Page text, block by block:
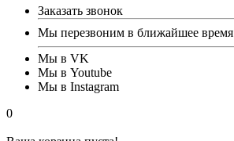
Заказать звонок
Мы перезвоним в ближайшее время
Мы в VK
Мы в Youtube
Мы в Instagram
0